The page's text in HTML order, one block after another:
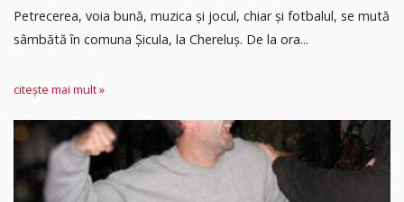
Petrecerea, voia bună, muzica și jocul, chiar și fotbalul, se mută
sâmbătă în comuna Șicula, la Chereluș. De la ora...
citește mai mult »